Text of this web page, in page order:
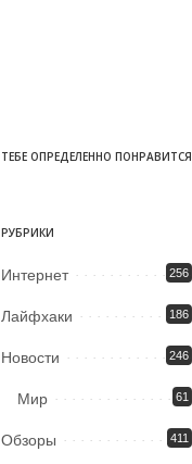
ТЕБЕ ОПРЕДЕЛЕННО ПОНРАВИТСЯ
РУБРИКИ
Интернет 256
Лайфхаки 186
Новости 246
Мир 61
Обзоры 411